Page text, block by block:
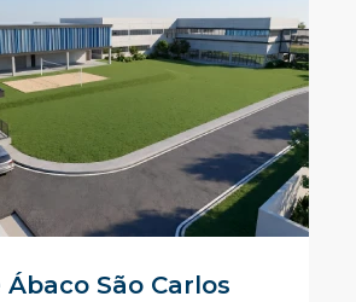
São Carlos